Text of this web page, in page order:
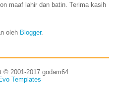
maaf lahir dan batin. Terima kasih
oleh Blogger.
© 2001-2017 godam64
Templates